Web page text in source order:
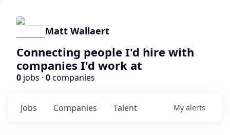
Matt Wallaert
Connecting people I'd hire with
companies I'd work at
0 jobs · 0companies
Jobs Companies Talent My alerts